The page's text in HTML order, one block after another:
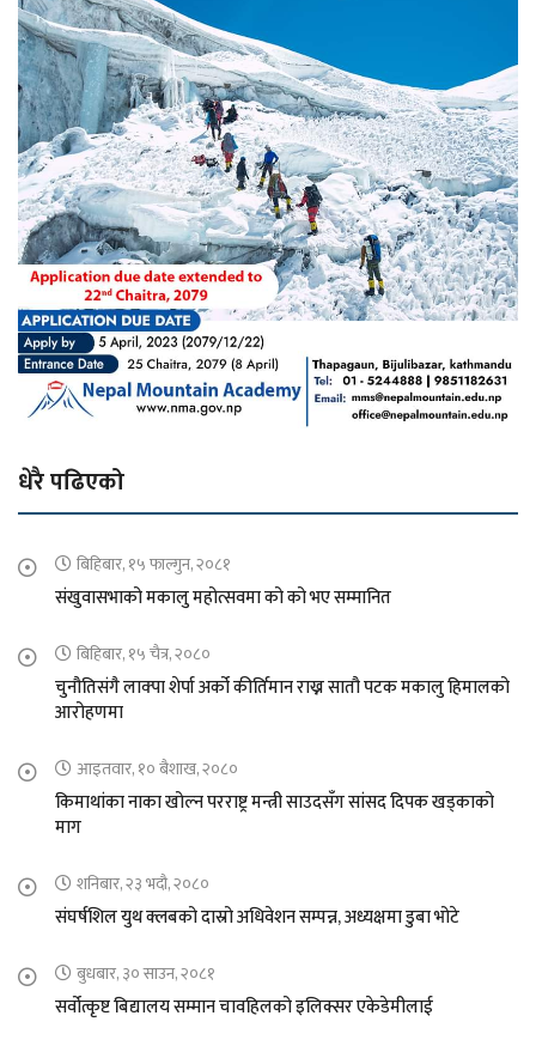
धेरै पढिएको
बिहिबार, १५ फाल्गुन, २०८१
संखुवासभाको मकालु महोत्सवमा को को भए सम्मानित
बिहिबार, १५ चैत्र, २०८०
चुनौतिसंगै लाक्पा शेर्पा अर्को कीर्तिमान राख्न सातौ पटक मकालु हिमालको
आरोहणमा
आइतवार, १० बैशाख, २०८०
किमाथांका नाका खोल्न परराष्ट्र मन्त्री साउदसँग सांसद दिपक खड्काको
माग
शनिबार, २३ भदौ, २०८०
संघर्षशिल युथ क्लबको दास्रो अधिवेशन सम्पन्न, अध्यक्षमा डुबा भोटे
बुधबार, ३० साउन, २०८१
सर्वोत्कृष्ट बिद्यालय सम्मान चावहिलको इलिक्सर एकेडेमीलाई